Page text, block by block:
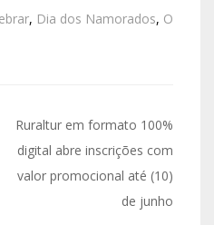
, Dia dos Namorados, O
Ruraltur em formato 100%
digital abre inscrições com
valor promocional até (10)
de junho